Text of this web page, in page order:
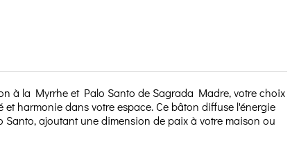
à la Myrrhe et Palo Santo de Sagrada Madre, votre choix
et harmonie dans votre espace. Ce bâton diffuse l'énergie
ajoutant une dimension de paix à votre maison ou